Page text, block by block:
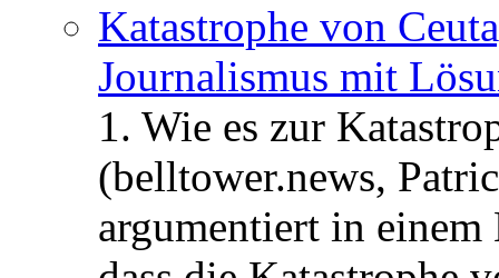
Katastrophe von
Journalismus mit
1. Wie es zur
(belltower.news,
argumentiert in